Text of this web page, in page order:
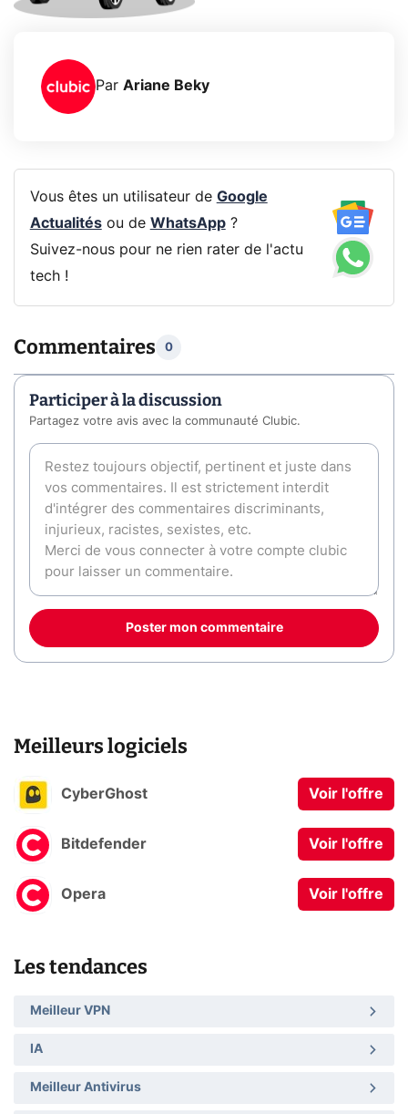
Par Ariane Beky
Vous êtes un utilisateur de Google
Actualitésou de WhatsApp?
Suivez-nous pour ne rien rater de l'actu
tech !
Commentaires 0
Participer à la discussion
Partagez votre avis avec la communauté Clubic.
Poster mon commentaire
Meilleurs logiciels
CyberGhost Voir l'offre
Bitdefender Voir l'offre
Opera Voir l'offre
Les tendances
Meilleur VPN
IA
Meilleur Antivirus